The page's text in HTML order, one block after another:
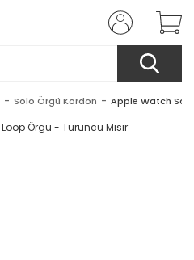
Solo Örgü Kordon Apple Watch